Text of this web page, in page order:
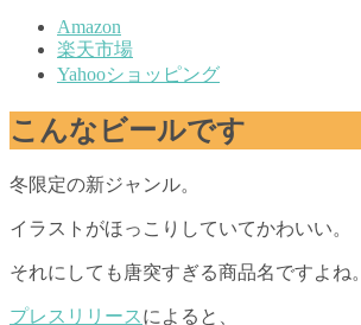
Amazon
楽天市場
Yahooショッピング
こんなビールです
冬限定の新ジャンル。
イラストがほっこりしていてかわいい。
それにしても唐突すぎる商品名ですよ
プレスリリース によると、